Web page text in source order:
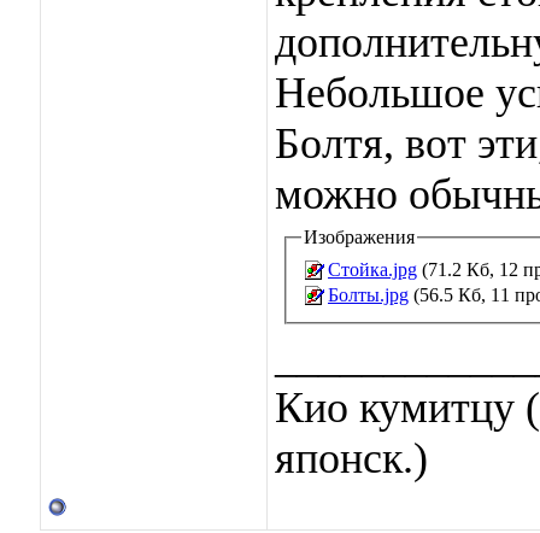
Небольшое
Болтя, вот
можно
Изображения
Стойка.jpg (71.2 Кб, 12
Болты.jpg (56.5 Кб, 11
Кио кумитцу
японск.)